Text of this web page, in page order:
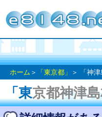
ホーム ＞ 「東京都」 ＞ 「神津
「東京都神津